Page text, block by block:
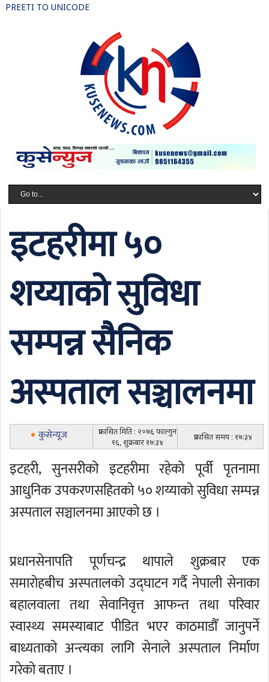
PREETI TO UNICODE
इटहरीमा ५०
शय्याको सुविधा
सम्पन्न सैनिक
अस्पताल सञ्चालनमा
कुसेन्यूज
प्रकासित मिति : २०७६ फाल्गुन
१६, शुक्रबार १७:३४
प्रकासित समय : १७:३४
इटहरी, सुनसरीको इटहरीमा रहेको पूर्वी पृतनामा
आधुनिक उपकरणसहितको ५० शय्याको सुविधा सम्पन्न
अस्पताल सञ्चालनमा आएको छ ।
प्रधानसेनापति पूर्णचन्द्र थापाले शुक्रबार एक
समारोहबीच अस्पतालको उद्घाटन गर्दै नेपाली सेनाका
बहालवाला तथा सेवानिवृत्त आफन्त तथा परिवार
स्वास्थ्य समस्याबाट पीडित भएर काठमाडौँ जानुपर्ने
बाध्यताको अन्त्यका लागि सेनाले अस्पताल निर्माण
गरेको बताए ।